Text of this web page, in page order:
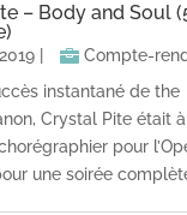
– Body and Soul
|
Compte-
instantané de the
Crystal Pite était
pour
une soirée